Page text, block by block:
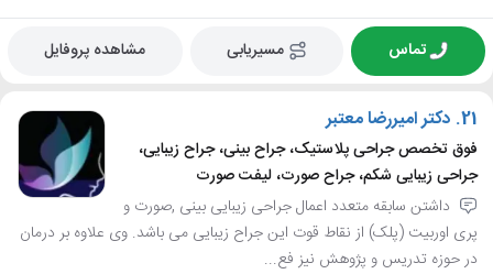
تماس مسیریابی مشاهده پروفایل
21. دکتر امیررضا معتبر
فوق تخصص جراحی پلاستیک، جراح بینی، جراح زیبایی،
جراحی زیبایی شکم، جراح صورت، لیفت صورت
داشتن سابقه متعدد اعمال جراحی زیبایی بینی ,صورت و
پری اوربیت (پلک) از نقاط قوت این جراح زیبایی می باشد. وی علاوه بر درمان
در حوزه تدریس و پژوهش نیز فع...